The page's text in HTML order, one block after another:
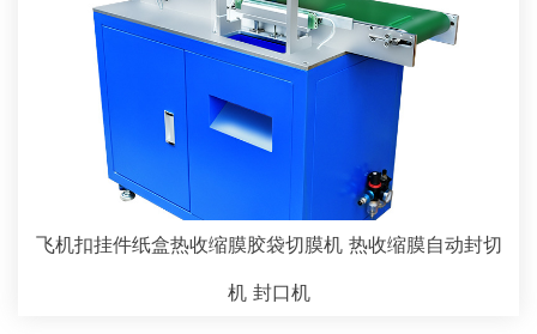
飞机扣挂件纸盒热收缩膜胶袋切膜机 热收缩膜自动封切
机 封口机